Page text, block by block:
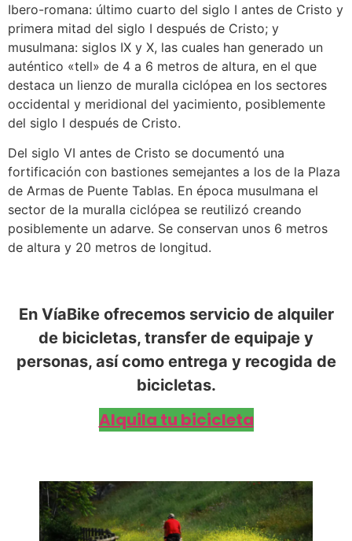
Ibero-romana: último cuarto del siglo I antes de Cristo y
primera mitad del siglo I después de Cristo; y
musulmana: siglos IX y X, las cuales han generado un
auténtico «tell» de 4 a 6 metros de altura, en el que
destaca un lienzo de muralla ciclópea en los sectores
occidental y meridional del yacimiento, posiblemente
del siglo I después de Cristo.
Del siglo VI antes de Cristo se documentó una
fortificación con bastiones semejantes a los de la Plaza
de Armas de Puente Tablas. En época musulmana el
sector de la muralla ciclópea se reutilizó creando
posiblemente un adarve. Se conservan unos 6 metros
de altura y 20 metros de longitud.
En VíaBike ofrecemos servicio de alquiler
de bicicletas, transfer de equipaje y
personas, así como entrega y recogida de
bicicletas.
Alquila tu bicicleta